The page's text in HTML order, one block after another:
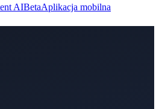
AIBetaAplikacja mobilna